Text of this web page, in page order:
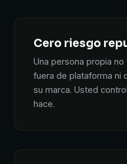
Cero riesgo
Una persona propia
fuera de plataforma ni
su marca. Usted
hace.